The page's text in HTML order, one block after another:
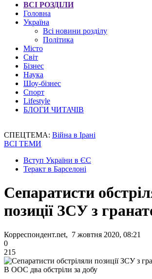
ВСІ РОЗДІЛИ
Головна
Україна
Всі новини розділу
Політика
Місто
Світ
Бізнес
Наука
Шоу-бізнес
Спорт
Lifestyle
БЛОГИ ЧИТАЧІВ
СПЕЦТЕМА: Війна в Ірані
ВСІ ТЕМИ
Вступ України в ЄС
Теракт в Барселоні
Сепаратисти
позиції ЗСУ з
Корреспондент.net, 7 жовтня 2020, 08:21
0
215
В ООС два обстріли за добу